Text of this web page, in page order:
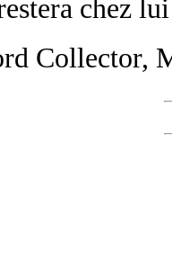
chez lui
Collector,